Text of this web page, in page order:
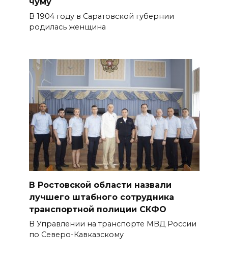
В 1904 году в Саратовской губернии
родилась женщина
В Ростовской области назвали
лучшего штабного сотрудника
транспортной полиции СКФО
В Управлении на транспорте МВД России
по Северо-Кавказскому